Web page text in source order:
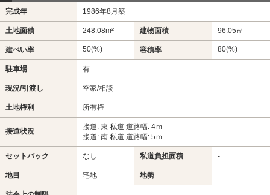
完成年 1986年8月築
土地面積 248.08m² 建物面積 96.05㎡
建ぺい率 50(%) 容積率 80(%)
駐車場 有
現況/引渡し 空家/相談
土地権利 所有権
接道状況
接道: 東 私道 道路幅: 4ｍ
接道: 南 私道 道路幅: 5ｍ
セットバック なし 私道負担面積 -
地目 宅地 地勢